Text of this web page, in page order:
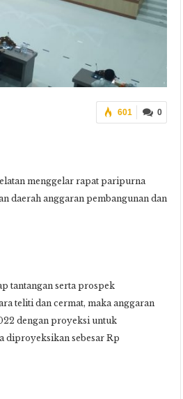
0
601
menggelar rapat paripurna
daerah anggaran pembangunan dan
tantangan serta prospek
teliti dan cermat, maka anggaran
dengan proyeksi untuk
diproyeksikan sebesar Rp